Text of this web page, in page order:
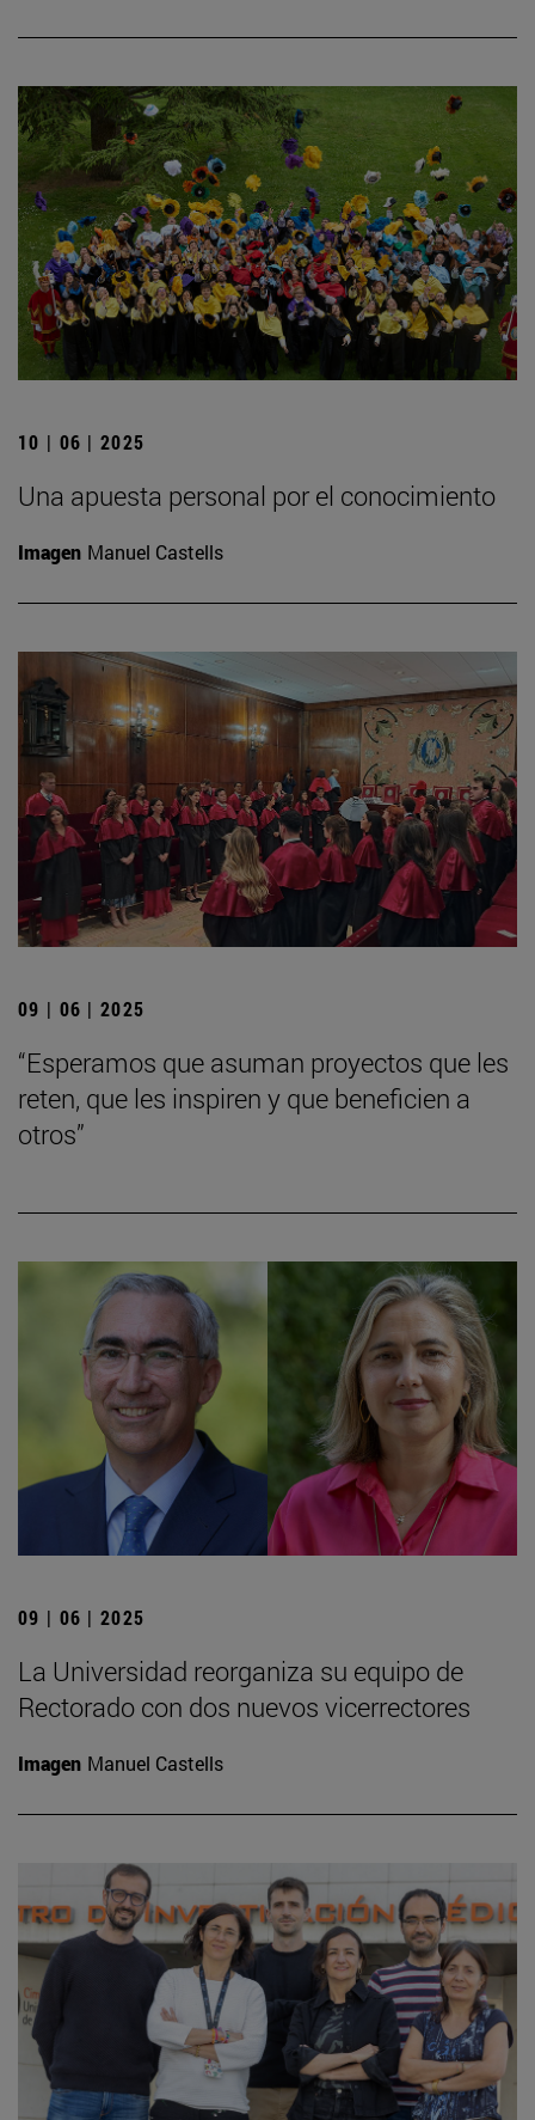
10 | 06 | 2025
Una apuesta personal por el conocimiento
Imagen Manuel Castells
09 | 06 | 2025
“Esperamos que asuman proyectos que les
reten, que les inspiren y que beneficien a
otros”
09 | 06 | 2025
La Universidad reorganiza su equipo de
Rectorado con dos nuevos vicerrectores
Imagen Manuel Castells